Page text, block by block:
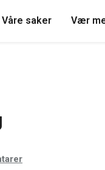
Våre saker Vær